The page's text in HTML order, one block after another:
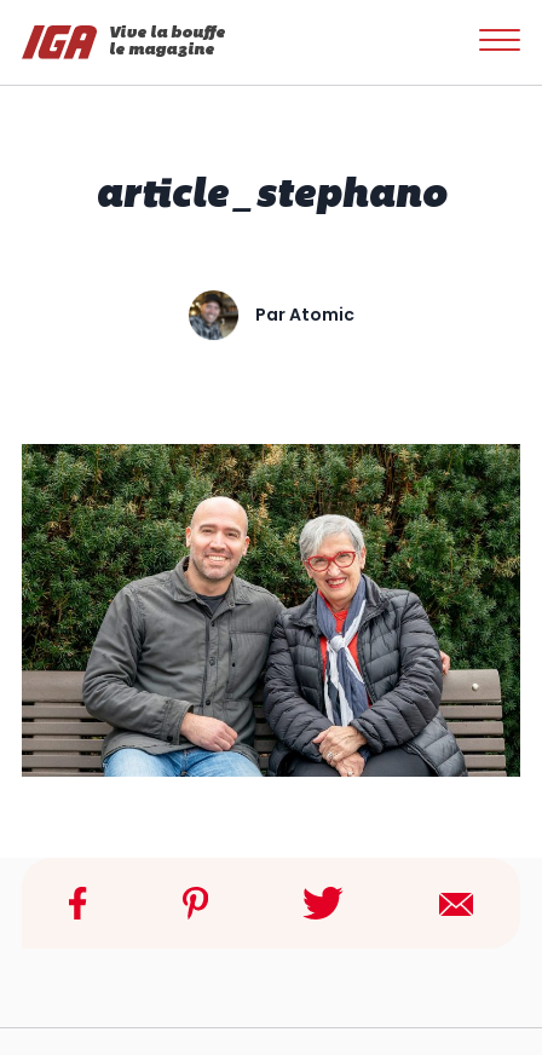
Vive la bouffe
le magazine
article_stephano
ParAtomic